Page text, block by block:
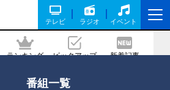
テレビ ラジオ イベント
ランキング ピックアップ 新着記事
番組一覧